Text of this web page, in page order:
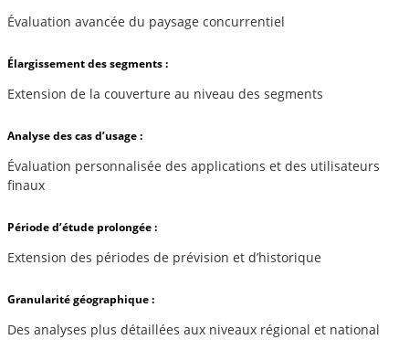
Évaluation avancée du paysage concurrentiel
Élargissement des segments :
Extension de la couverture au niveau des segments
Analyse des cas d’usage :
Évaluation personnalisée des applications et des utilisateurs
finaux
Période d’étude prolongée :
Extension des périodes de prévision et d’historique
Granularité géographique :
Des analyses plus détaillées aux niveaux régional et national